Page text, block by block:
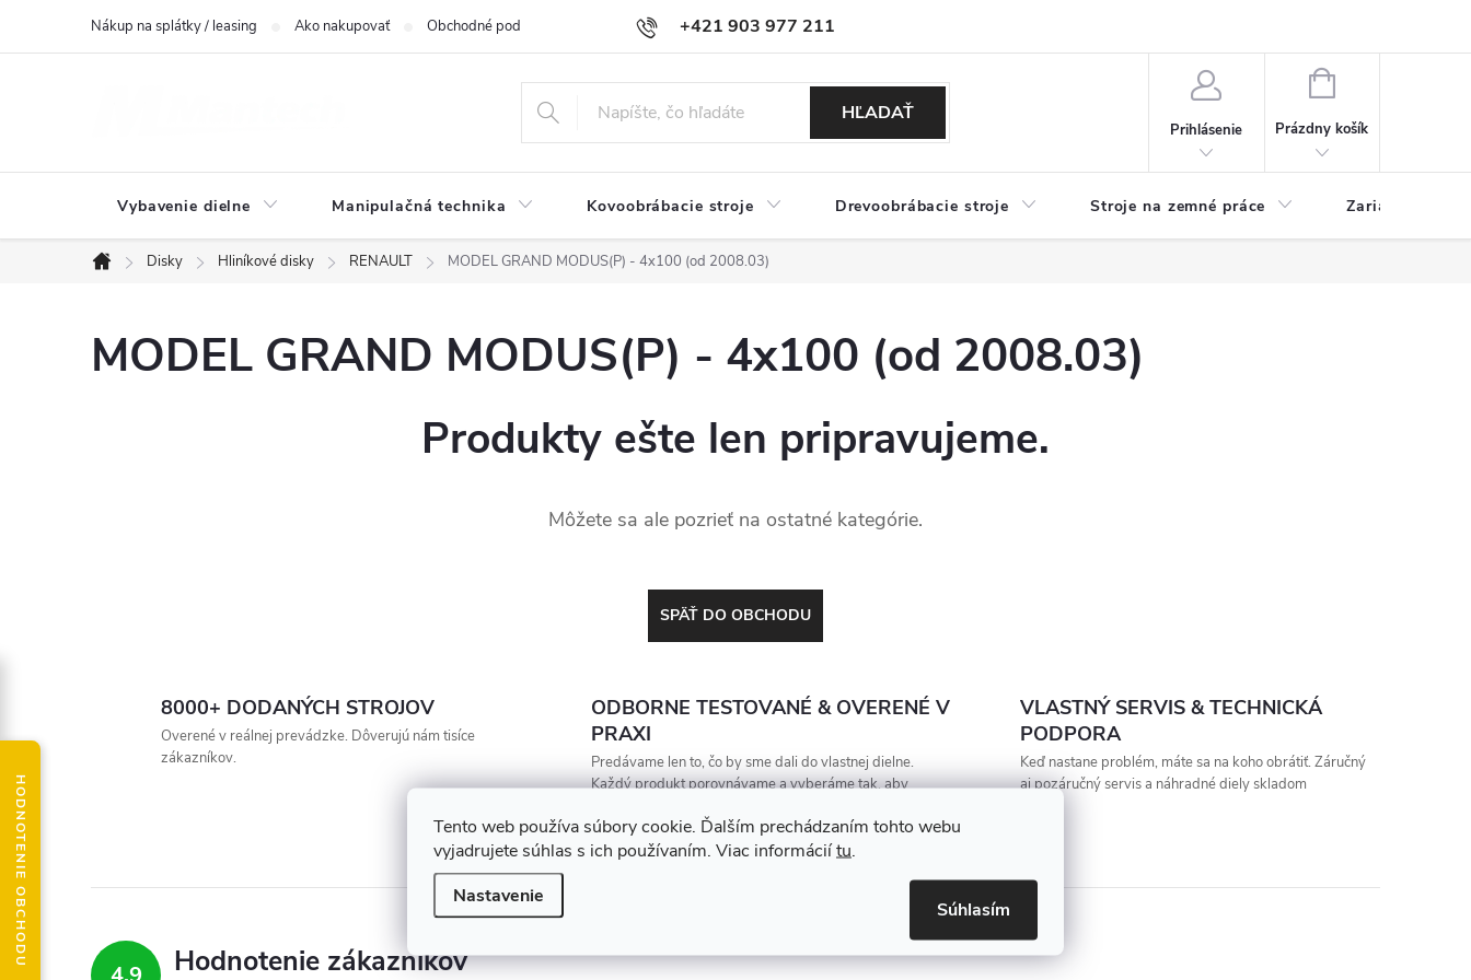
Tento web používa súbory cookie. Ďalším prechádzaním tohto webu
vyjadrujete súhlas s ich používaním. Viac informáciítu.
Nastavenie
Súhlasím
+421 903 977 211
Nákup na splátky / leasing Ako nakupovať Obchodné podmienky Podmienky ochrany osobných údajov
HĽADAŤ
Prihlásenie
NÁKUPNÝ
Prázdny košík
Vybavenie dielne Manipulačná technika Kovoobrábacie stroje Drevoobrábacie stroje Stroje na zemné práce Zariadenia na
Domov
Disky Hliníkové disky RENAULT MODEL GRAND MODUS(P) - 4x100 (od 2008.03)
MODEL GRAND MODUS(P) - 4x100 (od 2008.03)
Produkty ešte len pripravujeme.
Môžete sa ale pozrieť na ostatné kategórie.
SPÄŤ DO OBCHODU
8000+ DODANÝCH STROJOV
Overené v reálnej prevádzke. Dôverujú nám tisíce
zákazníkov.
ODBORNE TESTOVANÉ & OVERENÉ V
PRAXI
Predávame len to, čo by sme dali do vlastnej dielne.
Každý produkt porovnávame a vyberáme tak, aby
VLASTNÝ SERVIS & TECHNICKÁ
PODPORA
Keď nastane problém, máte sa na koho obrátiť. Záručný
aj pozáručný servis a náhradné diely skladom
Hodnotenie zákazníkov
HODNOTENIE OBCHODU